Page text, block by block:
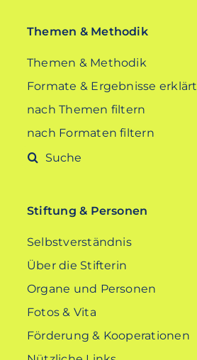
Themen & Methodik
Themen & Methodik
Formate & Ergebnisse erklärt
nach Themen filtern
nach Formaten filtern
Suche
Stiftung & Personen
Selbstverständnis
Über die Stifterin
Organe und Personen
Fotos & Vita
Förderung & Kooperationen